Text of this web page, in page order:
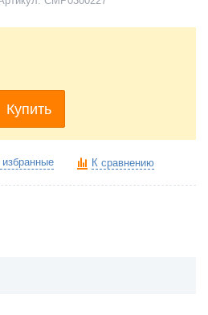
Купить
избранные К сравнению